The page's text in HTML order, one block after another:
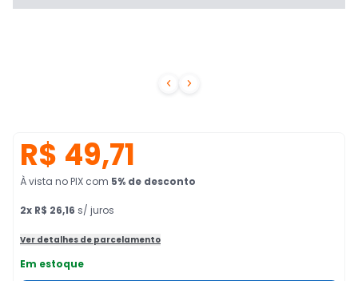
 
R$ 49,71
À vista no PIX com 5% de desconto
2x R$ 26,16 s/ juros
Ver detalhes de parcelamento
Em estoque